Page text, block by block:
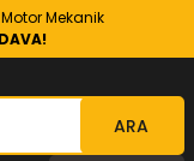
Mekanik
ARA